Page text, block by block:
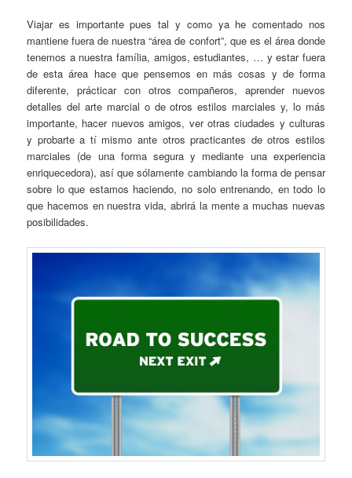
Viajar es importante pues tal y como ya he comentado nos
mantiene fuera de nuestra “área de confort”, que es el área donde
tenemos a nuestra família, amigos, estudiantes, … y estar fuera
de esta área hace que pensemos en más cosas y de forma
diferente, prácticar con otros compañeros, aprender nuevos
detalles del arte marcial o de otros estilos marciales y, lo más
importante, hacer nuevos amigos, ver otras ciudades y culturas
y probarte a tí mismo ante otros practicantes de otros estilos
marciales (de una forma segura y mediante una experiencia
enriquecedora), así que sólamente cambiando la forma de pensar
sobre lo que estamos haciendo, no solo entrenando, en todo lo
que hacemos en nuestra vida, abrirá la mente a muchas nuevas
posibilidades.